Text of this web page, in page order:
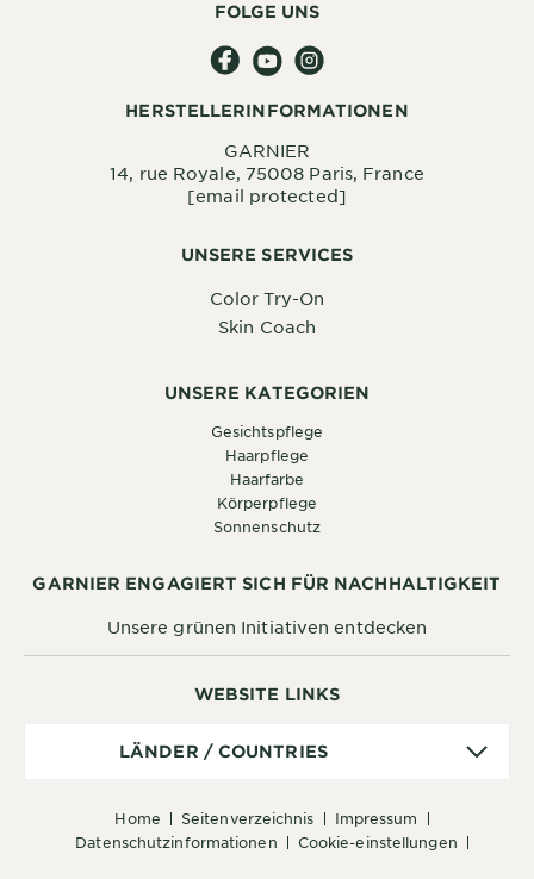
WEBSITE LINKS
home seitenverzeichnis
impressum
datenschutzinformationen
cookie-einstellungen
LÄNDER / COUNTRIES
UNSERE SERVICES
Color Try-On
Skin Coach
UNSERE KATEGORIEN
Gesichtspflege
Haarpflege
Haarfarbe
Körperpflege
Sonnenschutz
GARNIER ENGAGIERT SICH FÜR NACHHALTIGKEIT
Unsere grünen Initiativen entdecken
FOLGE UNS
HERSTELLERINFORMATIONEN
GARNIER
14, rue Royale, 75008 Paris, France
[email protected]